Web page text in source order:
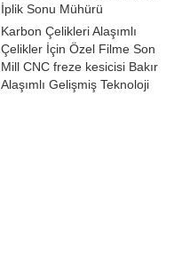
İplik Sonu Mühürü
Karbon Çelikleri Alaşımlı
Çelikler İçin Özel Filme Son
Mill CNC freze kesicisi Bakır
Alaşımlı Gelişmiş Teknoloji